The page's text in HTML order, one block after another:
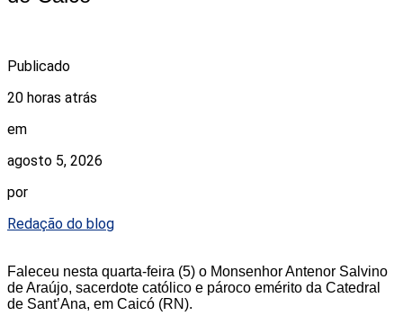
Publicado
20 horas atrás
em
agosto 5, 2026
por
Redação do blog
Faleceu nesta quarta-feira (5) o Monsenhor Antenor Salvino
de Araújo, sacerdote católico e pároco emérito da Catedral
de Sant’Ana, em Caicó (RN).